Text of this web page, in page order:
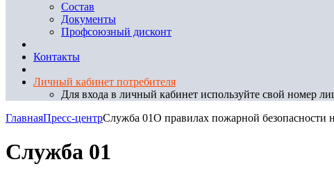
Состав
Документы
Профсоюзный дисконт
Контакты
Личный кабинет потребителя
Для входа в личный кабинет используйте свой номер
ГлавнаяПресс-центрСлужба 01О правилах пожарной безопасности
Служба 01